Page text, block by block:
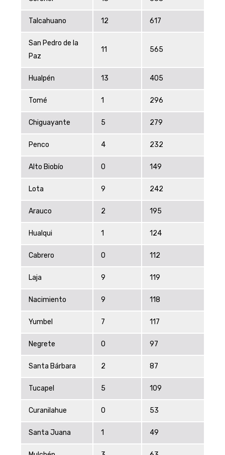
Talcahuano 12 617
San Pedro de la
Paz
11 565
Hualpén 13 405
Tomé 1 296
Chiguayante 5 279
Penco 4 232
Alto Biobío 0 149
Lota 9 242
Arauco 2 195
Hualqui 1 124
Cabrero 0 112
Laja 9 119
Nacimiento 9 118
Yumbel 7 117
Negrete 0 97
Santa Bárbara 2 87
Tucapel 5 109
Curanilahue 0 53
Santa Juana 1 49